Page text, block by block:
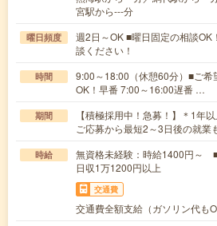
宮駅から---分
曜日頻度
週2日～OK ■曜日固定の相談OK
談ください！
時間
9:00～18:00（休憩60分）■ご希
OK！早番 7:00～16:00遅番 …
期間
【積極採用中！急募！】＊1年
ご応募から最短2～3日後の就業
時給
無資格未経験：時給1400円
日収1万1200円以上
交通費
交通費全額支給（ガソリン代も